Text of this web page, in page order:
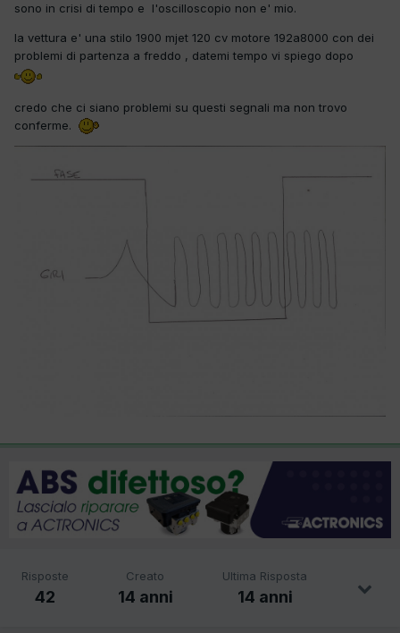
sono in crisi di tempo e l'oscilloscopio non e' mio.
la vettura e' una stilo 1900 mjet 120 cv motore 192a8000 con dei
problemi di partenza a freddo , datemi tempo vi spiego dopo
credo che ci siano problemi su questi segnali ma non trovo
conferme.
Risposte
42
Creato
14 anni
Ultima Risposta
14 anni